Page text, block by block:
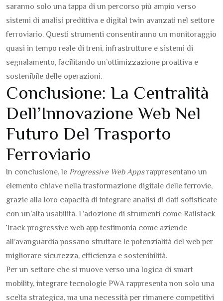
saranno solo una tappa di un percorso più ampio verso
sistemi di analisi predittiva e digital twin avanzati nel settore
ferroviario. Questi strumenti consentiranno un monitoraggio
quasi in tempo reale di treni, infrastrutture e sistemi di
segnalamento, facilitando un’ottimizzazione proattiva e
sostenibile delle operazioni.
Conclusione: La Centralità
Dell’Innovazione Web Nel
Futuro Del Trasporto
Ferroviario
In conclusione, le Progressive Web Appsrappresentano un
elemento chiave nella trasformazione digitale delle ferrovie,
grazie alla loro capacità di integrare analisi di dati sofisticate
con un’alta usabilità. L’adozione di strumenti come Railstack
Track progressive web app testimonia come aziende
all’avanguardia possano sfruttare le potenzialità del web per
migliorare sicurezza, efficienza e sostenibilità.
Per un settore che si muove verso una logica di smart
mobility, integrare tecnologie PWA rappresenta non solo una
scelta strategica, ma una necessità per rimanere competitivi